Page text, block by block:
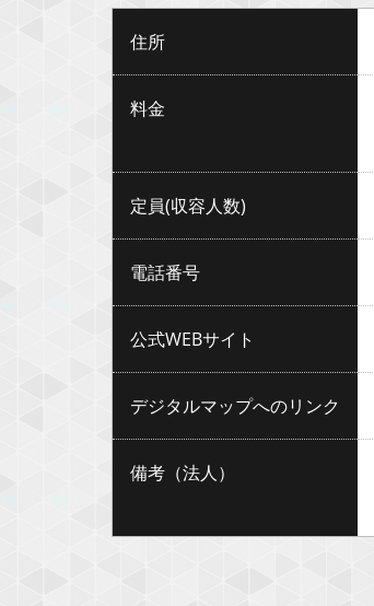
住所
料金
定員(収容人数)
電話番号
公式WEBサイト
デジタルマップへのリンク
備考（法人）